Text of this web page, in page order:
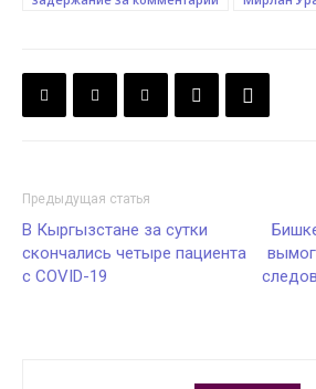
Предыдущая статья
В Кыргызстане за сутки
скончались четыре пациента
с COVID-19